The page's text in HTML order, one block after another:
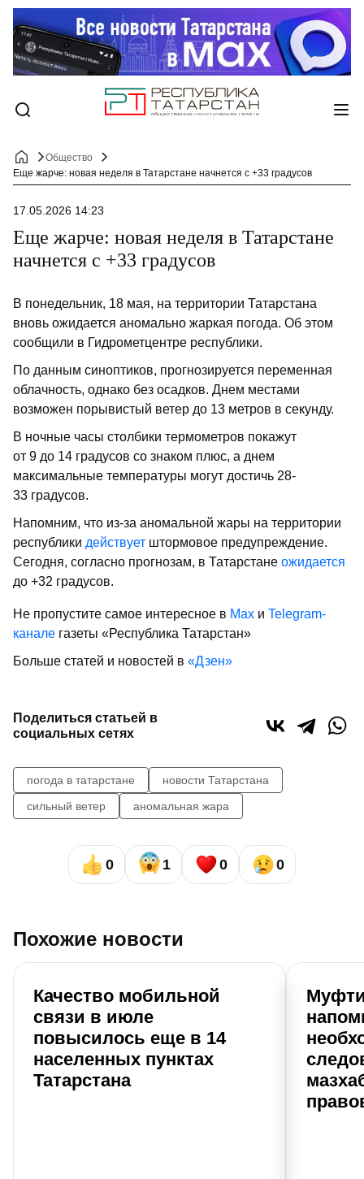
Общество
Еще жарче: новая неделя в Татарстане начнется с +33 градусов
17.05.2026 14:23
Еще жарче: новая неделя в Татарстане
начнется с +33 градусов
В понедельник, 18 мая, на территории Татарстана
вновь ожидается аномально жаркая погода. Об этом
сообщили в Гидрометцентре республики.
По данным синоптиков, прогнозируется переменная
облачность, однако без осадков. Днем местами
возможен порывистый ветер до 13 метров в секунду.
В ночные часы столбики термометров покажут
от 9 до 14 градусов со знаком плюс, а днем
максимальные температуры могут достичь 28-
33 градусов.
Напомним, что из-за аномальной жары на территории
республики действует штормовое предупреждение.
Сегодня, согласно прогнозам, в Татарстане ожидается
до +32 градусов.
Не пропустите самое интересное в Max и Telegram-
канале газеты «Республика Татарстан»
Больше статей и новостей в «Дзен»
Поделиться статьей в
социальных сетях
погода в татарстане
новости Татарстана
сильный ветер
аномальная жара
0 1 0 0
Похожие новости
Качество мобильной
связи в июле
повысилось еще в 14
населенных пунктах
Татарстана